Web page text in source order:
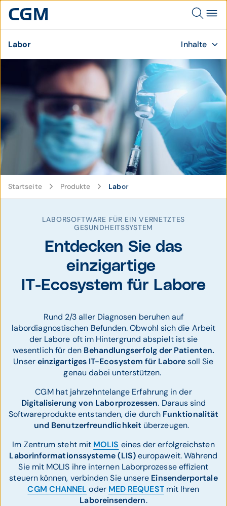
Labor Inhalte
Startseite Produkte Labor
LABORSOFTWARE FÜR EIN VERNETZTES
GESUNDHEITSSYSTEM
Entdecken Sie das
einzigartige
IT-Ecosystem für Labore
Rund 2/3 aller Diagnosen beruhen auf
labordiagnostischen Befunden. Obwohl sich die Arbeit
der Labore oft im Hintergrund abspielt ist sie
wesentlich für den Behandlungserfolg der Patienten.
Unsereinzigartiges IT-Ecosystem für Laboresoll Sie
genau dabei unterstützen.
CGM hat jahrzehntelange Erfahrung in der
Digitalisierung von Laborprozessen. Daraus sind
Softwareprodukte entstanden, die durchFunktionalität
und Benutzerfreundlichkeit überzeugen.
Im Zentrum steht mit MOLIS eines der erfolgreichsten
Laborinformationssysteme (LIS)europaweit. Während
Sie mit MOLIS ihre internen Laborprozesse effizient
steuern können, verbinden Sie unsere Einsenderportale
CGM CHANNEL oder MED REQUESTmit Ihren
Laboreinsendern.